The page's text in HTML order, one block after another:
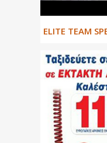
ΕLITE TEAM